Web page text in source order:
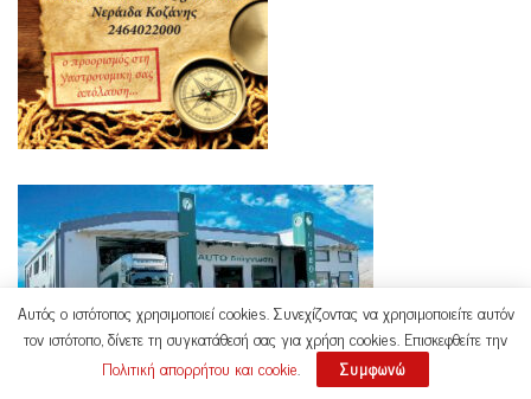
Αυτός ο ιστότοπος χρησιμοποιεί cookies. Συνεχίζοντας να χρησιμοποιείτε αυτόν
τον ιστότοπο, δίνετε τη συγκατάθεσή σας για χρήση cookies. Επισκεφθείτε την
Πολιτική απορρήτου και cookie. Συμφωνώ